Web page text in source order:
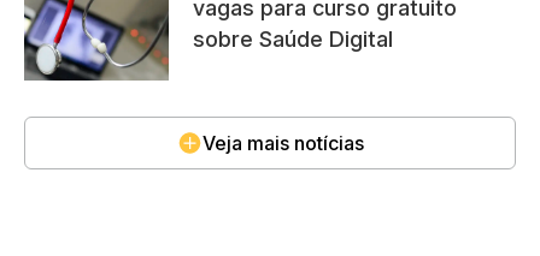
vagas para curso gratuito
sobre Saúde Digital
Veja mais notícias